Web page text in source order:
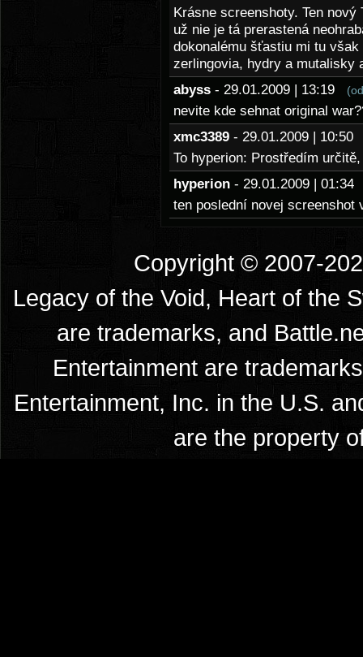
Krásne screenshoty. Ten
už nie je tá prerastená
dokonalému šťastiu mi tu
zerlingovia, hydry a mutalisky
abyss - 29.01.2009 | 13:19
nevite kde sehnat original
xmc3389 - 29.01.2009 |
To hyperion: Prostředím
hyperion - 29.01.2009 |
ten poslední novej
Copyright © 2007-
Legacy of the Void, Heart of the
are trademarks, and
Entertainment are
Entertainment, Inc. in the U.S.
are the property